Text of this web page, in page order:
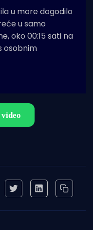
u more dogodilo
u samo
oko 00:15 sati na
osobnim